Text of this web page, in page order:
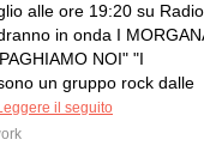
alle ore 19:20 su Radio
in onda I
NOI" "I
un gruppo rock dalle
il seguito